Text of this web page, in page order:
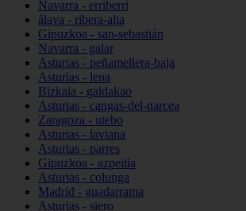
Navarra - erriberri
álava - ribera-alta
Gipuzkoa - san-sebastián
Navarra - galar
Asturias - peñamellera-baja
Asturias - lena
Bizkaia - galdakao
Asturias - cangas-del-narcea
Zaragoza - utebo
Asturias - laviana
Asturias - parres
Gipuzkoa - azpeitia
Asturias - colunga
Madrid - guadarrama
Asturias - siero